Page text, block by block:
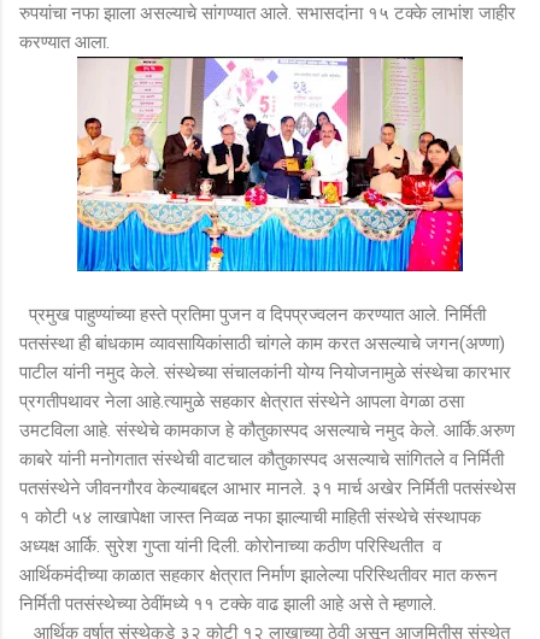
रुपयांचा नफा झाला असल्याचे सांगण्यात आले. सभासदांना १५ टक्के लाभांश जाहीर
करण्यात आला.
प्रमुख पाहुण्यांच्या हस्ते प्रतिमा पुजन व दिपप्रज्वलन करण्यात आले. निर्मिती
पतसंस्था ही बांधकाम व्यावसायिकांसाठी चांगले काम करत असल्याचे जगन(अण्णा)
पाटील यांनी नमुद केले. संस्थेच्या संचालकांनी योग्य नियोजनामुळे संस्थेचा कारभार
प्रगतीपथावर नेला आहे.त्यामुळे सहकार क्षेत्रात संस्थेने आपला वेगळा ठसा
उमटविला आहे. संस्थेचे कामकाज हे कौतुकास्पद असल्याचे नमुद केले. आर्कि.अरुण
काबरे यांनी मनोगतात संस्थेची वाटचाल कौतुकास्पद असल्याचे सांगितले व निर्मिती
पतसंस्थेने जीवनगौरव केल्याबद्दल आभार मानले. ३१ मार्च अखेर निर्मिती पतसंस्थेस
१ कोटी ५४ लाखापेक्षा जास्त निव्वळ नफा झाल्याची माहिती संस्थेचे संस्थापक
अध्यक्ष आर्कि. सुरेश गुप्ता यांनी दिली. कोरोनाच्या कठीण परिस्थितीत व
आर्थिकमंदीच्या काळात सहकार क्षेत्रात निर्माण झालेल्या परिस्थितीवर मात करून
निर्मिती पतसंस्थेच्या ठेवींमध्ये ११ टक्के वाढ झाली आहे असे ते म्हणाले. ‍
आर्थिक वर्षात संस्थेकडे ३२ कोटी १२ लाखाच्या ठेवी असून आजमितीस संस्थेत